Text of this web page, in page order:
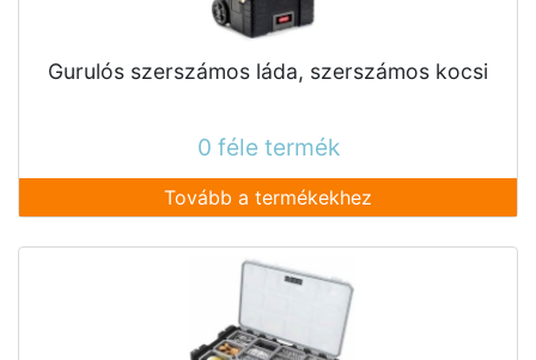
Gurulós szerszámos láda, szerszámos kocsi
0 féle termék
Tovább a termékekhez